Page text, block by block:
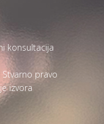
konsultacija
pravo
izvora